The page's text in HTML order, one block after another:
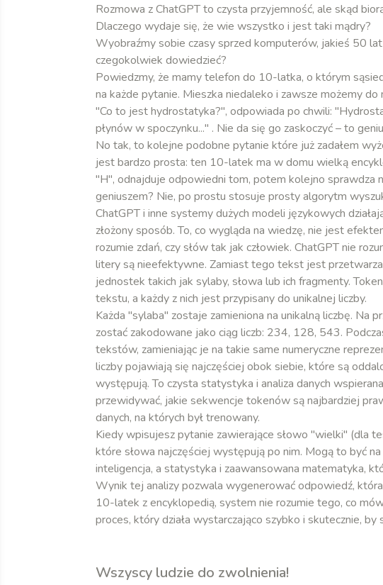
Rozmowa z ChatGPT to czysta przyjemność, ale skąd
Dlaczego wydaje się, że wie wszystko i jest taki mądry?
Wyobraźmy sobie czasy sprzed komputerów, jakieś 50
czegokolwiek dowiedzieć?
Powiedzmy, że mamy telefon do 10-latka, o którym
na każde pytanie. Mieszka niedaleko i zawsze możemy do
"Co to jest hydrostatyka?", odpowiada po chwili:
płynów w spoczynku..." . Nie da się go zaskoczyć – to
No tak, to kolejne podobne pytanie które już zadałem
jest bardzo prosta: ten 10-latek ma w domu wielką
"H", odnajduje odpowiedni tom, potem kolejno sprawdza
geniuszem? Nie, po prostu stosuje prosty algorytm
ChatGPT i inne systemy dużych modeli językowych
złożony sposób. To, co wygląda na wiedzę, nie jest
rozumie zdań, czy słów tak jak człowiek. ChatGPT nie
litery są nieefektywne. Zamiast tego tekst jest
jednostek takich jak sylaby, słowa lub ich fragmenty.
tekstu, a każdy z nich jest przypisany do unikalnej liczby.
Każda "sylaba" zostaje zamieniona na unikalną liczbę. Na
zostać zakodowane jako ciąg liczb: 234, 128, 543.
tekstów, zamieniając je na takie same numeryczne
liczby pojawiają się najczęściej obok siebie, które są
występują. To czysta statystyka i analiza danych
przewidywać, jakie sekwencje tokenów są najbardziej
danych, na których był trenowany.
Kiedy wpisujesz pytanie zawierające słowo "wielki" (dla
które słowa najczęściej występują po nim. Mogą to być
inteligencja, a statystyka i zaawansowana matematyka,
Wynik tej analizy pozwala wygenerować odpowiedź,
10-latek z encyklopedią, system nie rozumie tego, co
proces, który działa wystarczająco szybko i skutecznie,
Wszyscy ludzie do zwolnienia!